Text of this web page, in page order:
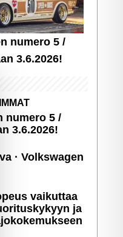
numero 5 /
3.6.2026!
numero 5 /
3.6.2026!
· Volkswagen
vaikuttaa
ja